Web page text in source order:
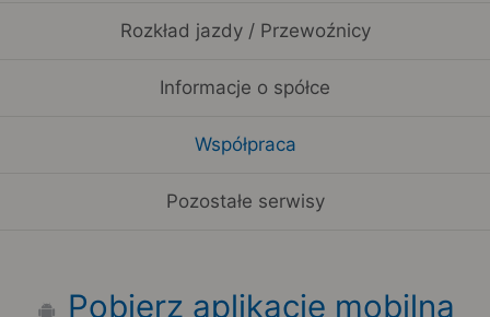
Rozkład jazdy / Przewoźnicy
Informacje o spółce
Współpraca
Pozostałe serwisy
Pobierz aplikację mobilną